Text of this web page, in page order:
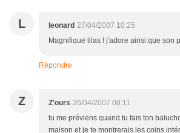
L leonard 27/04/2007 10:25
Magnifique lilas ! j'adore ainsi que son
Répondre
Z Z'ours 26/04/2007 08:11
tu me préviens quand tu fais ton
maison et je te montrerais les coins